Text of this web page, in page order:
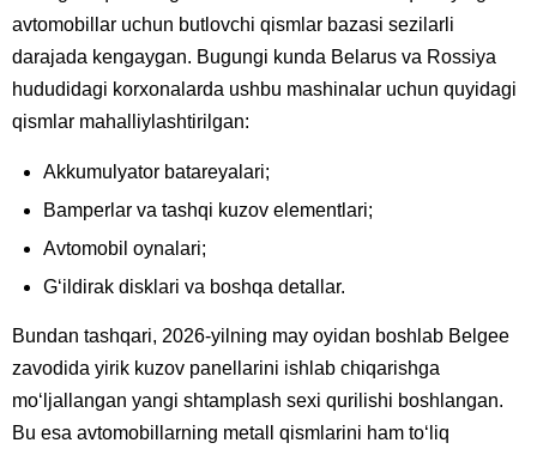
avtomobillar uchun butlovchi qismlar bazasi sezilarli
darajada kengaygan. Bugungi kunda Belarus va Rossiya
hududidagi korxonalarda ushbu mashinalar uchun quyidagi
qismlar mahalliylashtirilgan:
Akkumulyator batareyalari;
Bamperlar va tashqi kuzov elementlari;
Avtomobil oynalari;
Gʻildirak disklari va boshqa detallar.
Bundan tashqari, 2026-yilning may oyidan boshlab Belgee
zavodida yirik kuzov panellarini ishlab chiqarishga
moʻljallangan yangi shtamplash sexi qurilishi boshlangan.
Bu esa avtomobillarning metall qismlarini ham toʻliq